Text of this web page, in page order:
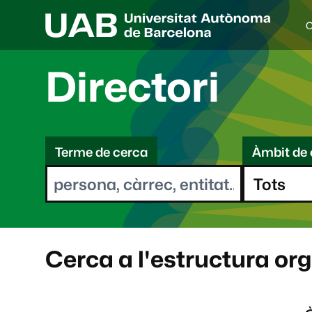
I
d
i
a
e
l
e
o
t
Directori
C
eTerme de cerca Àmbit de
Cerca a l'estructura